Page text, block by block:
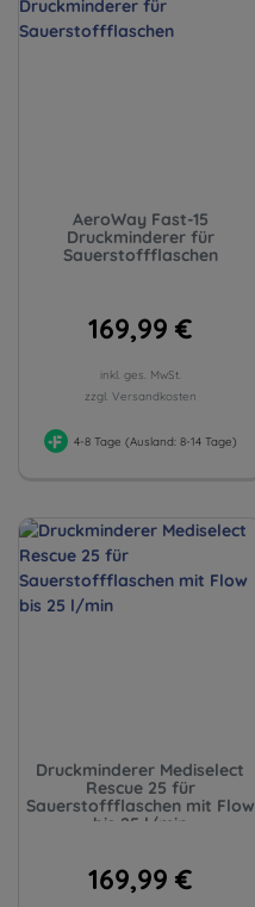
AeroWay Fast-15
Druckminderer für
Sauerstoffflaschen
169,99 €
inkl. ges. MwSt.
zzgl. Versandkosten
4-8 Tage (Ausland: 8-14 Tage)
Druckminderer Mediselect
Rescue 25 für
Sauerstoffflaschen mit Flow
bis 25 l/min
169,99 €